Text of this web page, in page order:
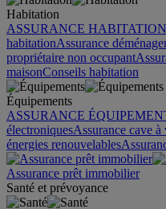
Habitation
ASSURANCE HABITATION
habitationAssurance
propriétaire non occupant
maisonConseils habitation
Équipements
ASSURANCE
électroniquesAssurance cave à
énergies renouvelables
Assurance prêt immobilier
Santé et prévoyance